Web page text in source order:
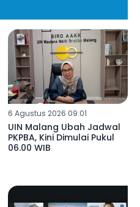
6 Agustus 2026 09:01
UIN Malang Ubah Jadwal
PKPBA, Kini Dimulai Pukul
06.00 WIB